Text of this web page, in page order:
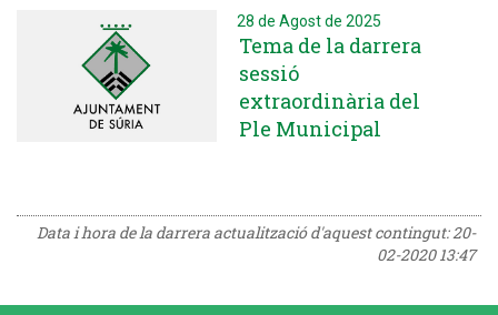
28 de Agost de 2025
Tema de la darrera
sessió
extraordinària del
Ple Municipal
Data i hora de la darrera actualització d'aquest contingut:20-
02-2020 13:47